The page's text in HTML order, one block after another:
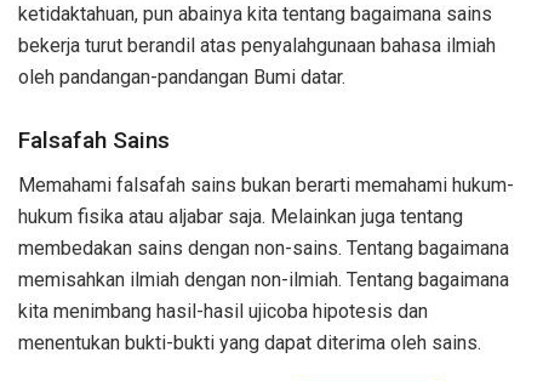
ketidaktahuan, pun abainya kita tentang bagaimana sains
bekerja turut berandil atas penyalahgunaan bahasa ilmiah
oleh pandangan-pandangan Bumi datar.
Falsafah Sains
Memahami falsafah sains bukan berarti memahami hukum-
hukum fisika atau aljabar saja. Melainkan juga tentang
membedakan sains dengan non-sains. Tentang bagaimana
memisahkan ilmiah dengan non-ilmiah. Tentang bagaimana
kita menimbang hasil-hasil ujicoba hipotesis dan
menentukan bukti-bukti yang dapat diterima oleh sains.